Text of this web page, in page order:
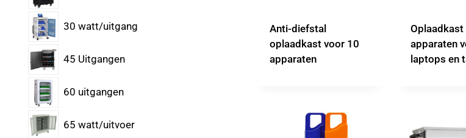
30 watt/uitgang
45 Uitgangen
60 uitgangen
65 watt/uitvoer
Anti-diefstal
oplaadkast voor 10
apparaten
apparaten
laptops en